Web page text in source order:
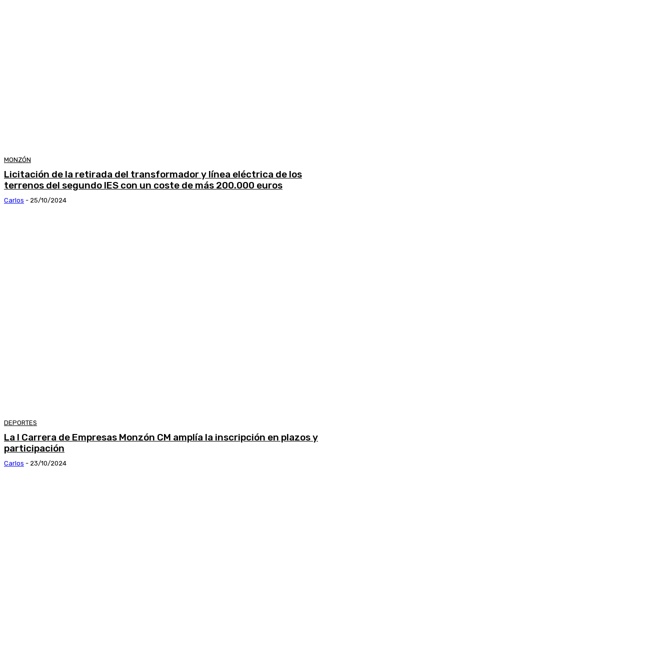
MONZÓN
Licitación de la retirada del transformador y línea eléctrica de los
terrenos del segundo IES con un coste de más 200.000 euros
Carlos - 25/10/2024
DEPORTES
La I Carrera de Empresas Monzón CM amplía la inscripción en plazos y
participación
Carlos - 23/10/2024